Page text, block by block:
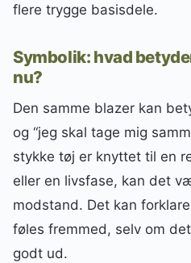
flere trygge basisdele.
Symbolik: hvad
nu?
Den samme blazer kan
og “jeg skal tage mig
stykke tøj er knyttet til en
eller en livsfase, kan det
modstand. Det kan
føles fremmed, selv om
godt ud.